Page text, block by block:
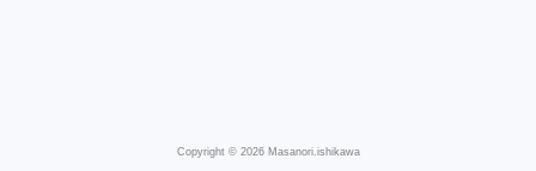
Copyright © 2026 Masanori.ishikawa